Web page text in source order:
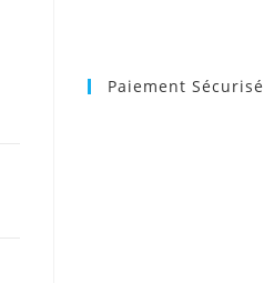
Paiement Sécurisé